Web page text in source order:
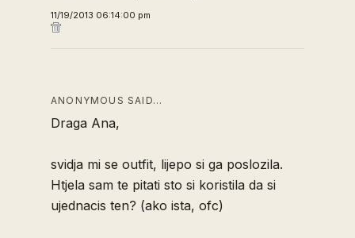
11/19/2013 06:14:00 pm
ANONYMOUS SAID…
Draga Ana,
svidja mi se outfit, lijepo si ga poslozila.
Htjela sam te pitati sto si koristila da si
ujednacis ten? (ako ista, ofc)